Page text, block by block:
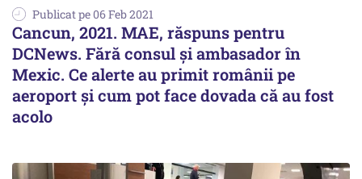
Publicat pe 06 Feb 2021
Cancun, 2021. MAE, răspuns pentru
DCNews. Fără consul și ambasador în
Mexic. Ce alerte au primit românii pe
aeroport și cum pot face dovada că au fost
acolo